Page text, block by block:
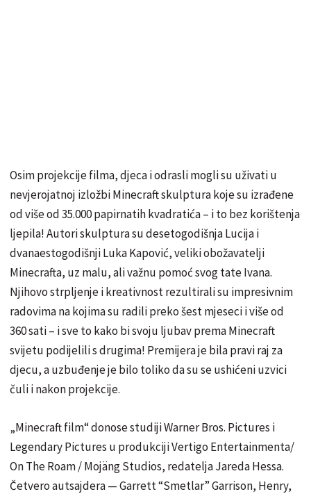
Osim projekcije filma, djeca i odrasli mogli su uživati u
nevjerojatnoj izložbi Minecraft skulptura koje su izrađene
od više od 35.000 papirnatih kvadratića – i to bez korištenja
ljepila! Autori skulptura su desetogodišnja Lucija i
dvanaestogodišnji Luka Kapović, veliki obožavatelji
Minecrafta, uz malu, ali važnu pomoć svog tate Ivana.
Njihovo strpljenje i kreativnost rezultirali su impresivnim
radovima na kojima su radili preko šest mjeseci i više od
360 sati – i sve to kako bi svoju ljubav prema Minecraft
svijetu podijelili s drugima! Premijera je bila pravi raj za
djecu, a uzbuđenje je bilo toliko da su se ushićeni uzvici
čuli i nakon projekcije.
„Minecraft film“ donose studiji Warner Bros. Pictures i
Legendary Pictures u produkciji Vertigo Entertainmenta/
On The Roam / Mojäng Studios, redatelja Jareda Hessa.
Četvero autsajdera — Garrett “Smetlar” Garrison, Henry,